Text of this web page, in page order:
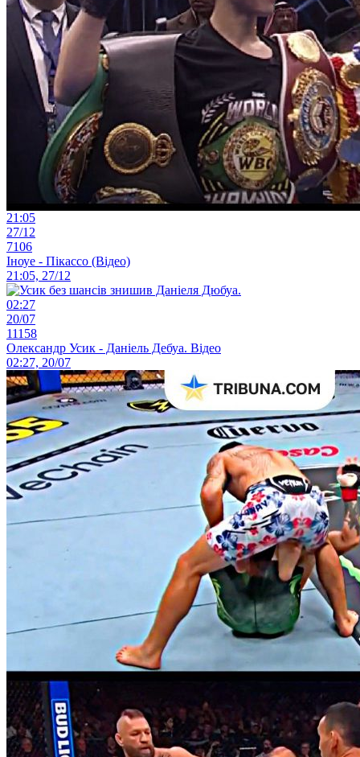
21:05
27/12
7106
Іноуе - Пікассо (Відео)
21:05, 27/12
02:27
20/07
11158
Олександр Усик - Даніель Дебуа. Відео
02:27, 20/07